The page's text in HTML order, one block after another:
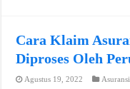
Cara Klaim
Diproses Oleh
Agustus 19, 2022